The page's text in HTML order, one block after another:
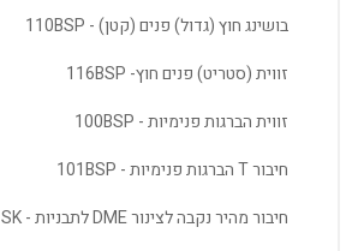
בושינג חוץ (גדול) פנים (קטן) - 110BSP
זווית (סטריט) פנים חוץ- 116BSP
זווית הברגות פנימיות - 100BSP
חיבור T הברגות פנימיות - 101BSP
חיבור מהיר נקבה לצינור DME לתבניות - SK